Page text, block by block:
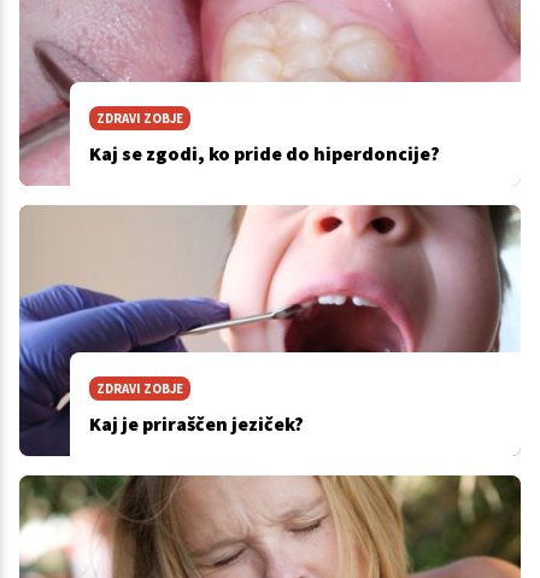
ZDRAVI ZOBJE
Kaj se zgodi, ko pride do hiperdoncije?
ZDRAVI ZOBJE
Kaj je priraščen jeziček?